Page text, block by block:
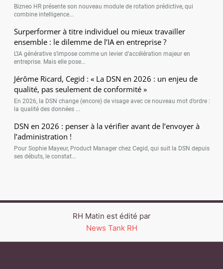
Bizneo HR présente son nouveau module de rotation prédictive, qui
combine intelligence...
Surperformer à titre individuel ou mieux travailler
ensemble : le dilemme de l’IA en entreprise ?
L’IA générative s’impose comme un levier d’accélération majeur en
entreprise. Mais elle pose...
Jérôme Ricard, Cegid : « La DSN en 2026 : un enjeu de
qualité, pas seulement de conformité »
En 2026, la DSN change (encore) de visage avec ce nouveau mot d’ordre :
la qualité des données ...
DSN en 2026 : penser à la vérifier avant de l’envoyer à
l’administration !
Pour Sophie Mayeur, Product Manager chez Cegid, qui suit la DSN depuis
ses débuts, le constat...
RH Matin est édité par
News Tank RH